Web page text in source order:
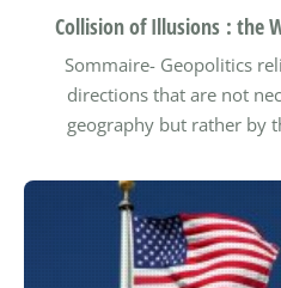
Collision of Illusions : the
Sommaire- Geopolitics
directions that are not
geography but rather by